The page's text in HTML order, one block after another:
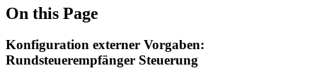
On this Page
Konfiguration externer Vorgaben:
Rundsteuerempfänger Steuerung